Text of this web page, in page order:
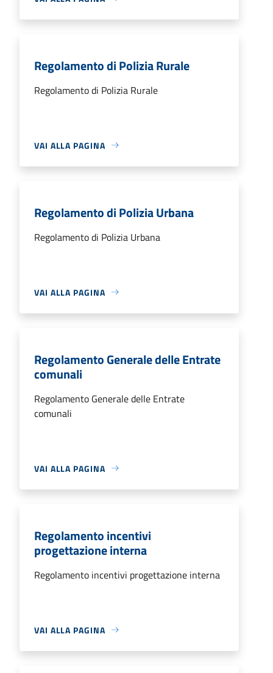
Regolamento di Polizia Rurale
Regolamento di Polizia Rurale
VAI ALLA PAGINA
Regolamento di Polizia Urbana
Regolamento di Polizia Urbana
VAI ALLA PAGINA
Regolamento Generale delle Entrate
comunali
Regolamento Generale delle Entrate
comunali
VAI ALLA PAGINA
Regolamento incentivi
progettazione interna
Regolamento incentivi progettazione interna
VAI ALLA PAGINA